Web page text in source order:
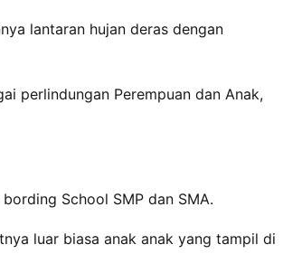
lantaran hujan deras dengan
perlindungan Perempuan dan Anak,
School SMP dan SMA.
luar biasa anak anak yang tampil di